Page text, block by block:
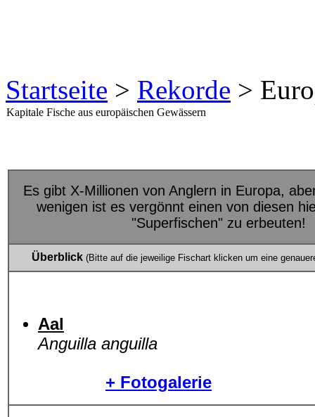
Startseite > Rekorde >
Kapitale Fische aus europäischen Gewässern
Es gibt X-Millionen von Anglern in Europa,
wenigen ist es vergönnt einen von diesen
"Superfischen" zu erbeuten!
Überblick (Bitte auf die jeweilige Fischart klicken um eine
Aal
Anguilla anguilla
+ Fotogalerie